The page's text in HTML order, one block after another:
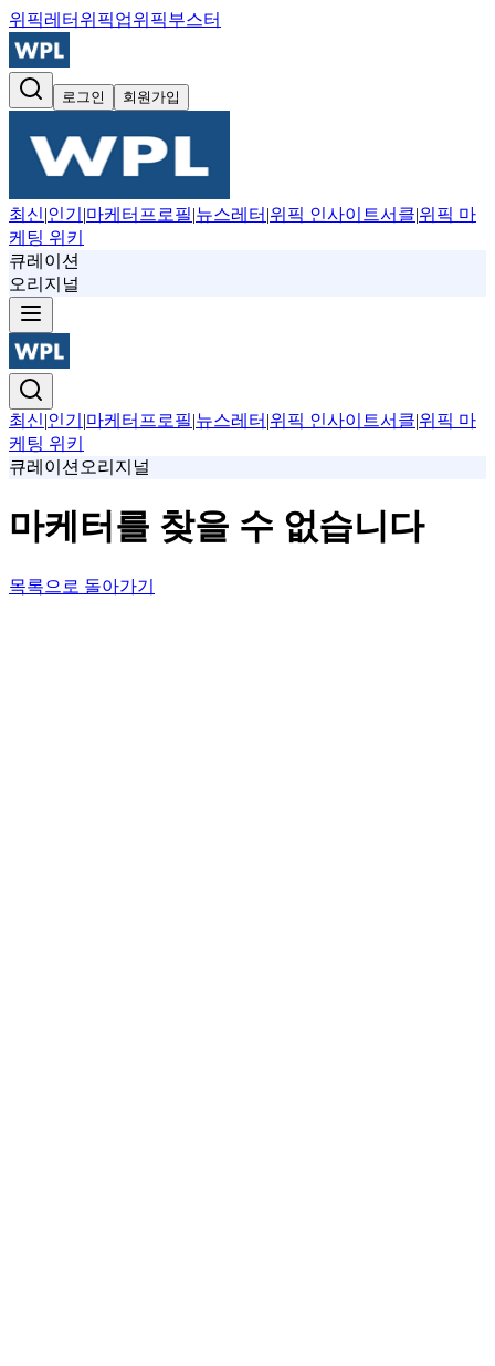
위픽레터 위픽업위픽부스터
로그인 회원가입
최신|인기 |마케터프로필|뉴스레터 |위픽 인사이트서클|위픽 마
케팅 위키
큐레이션
오리지널
최신|인기 |마케터프로필|뉴스레터 |위픽 인사이트서클|위픽 마
케팅 위키
큐레이션 오리지널
마케터를 찾을 수 없습니다
목록으로 돌아가기